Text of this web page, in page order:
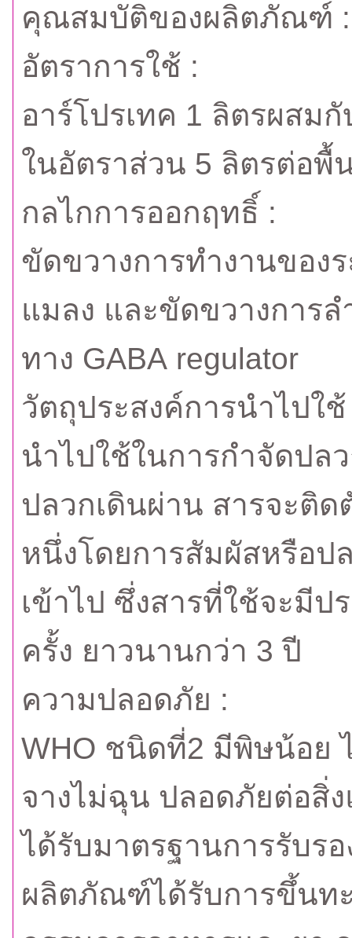
คุณสมบัติของผลิตภัณฑ์ :
อัตราการใช้ :
อาร์โปรเทค 1 ลิตรผสม
ในอัตราส่วน 5 ลิตรต่อพื้
กลไกการออกฤทธิ์ :
ขัดขวางการทำงานของ
แมลง และขัดขวางการล
ทาง GABA regulator
วัตถุประสงค์การนำไปใ
นำไปใช้ในการกำจัดปล
ปลวกเดินผ่าน สารจะติ
หนึ่งโดยการสัมผัสหรือ
เข้าไป ซึ่งสารที่ใช้จะมี
ครั้ง ยาวนานกว่า 3 ปี
ความปลอดภัย :
WHO ชนิดที่2 มีพิษน้อย
จางไม่ฉุน ปลอดภัยต่อสิ่
ได้รับมาตรฐานการรับรอ
ผลิตภัณฑ์ได้รับการขึ้นท